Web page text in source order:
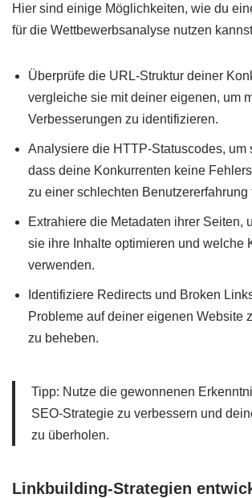
Hier sind einige Möglichkeiten, wie du
für die Wettbewerbsanalyse nutzen
Überprüfe die URL-Struktur deiner
vergleiche sie mit deiner eigenen, um
Verbesserungen zu identifizieren.
Analysiere die HTTP-Statuscodes, um
dass deine Konkurrenten keine
zu einer schlechten Benutzererfahrung
Extrahiere die Metadaten ihrer Seiten,
sie ihre Inhalte optimieren und welche
verwenden.
Identifiziere Redirects und Broken
Probleme auf deiner eigenen Website
zu beheben.
Tipp: Nutze die gewonnenen
SEO-Strategie zu verbessern und
zu überholen.
Linkbuilding-Strategien